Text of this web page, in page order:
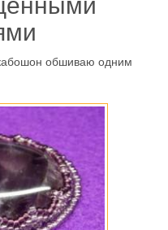
обшиваю одним